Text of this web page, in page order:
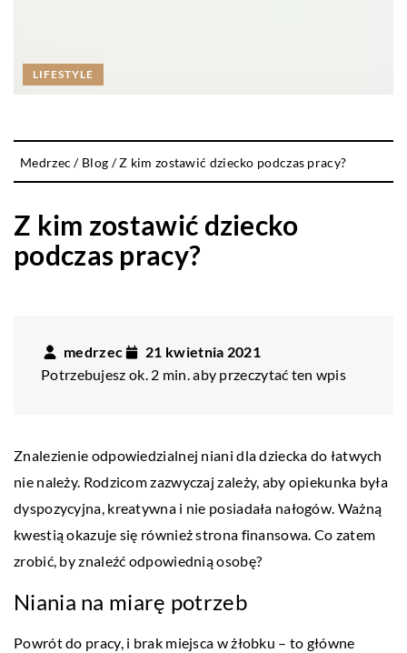
LIFESTYLE
Medrzec / Blog /Z kim zostawić dziecko podczas pracy?
Z kim zostawić dziecko
podczas pracy?
medrzec
21 kwietnia 2021
Potrzebujesz ok. 2 min. aby przeczytać ten wpis
Znalezienie odpowiedzialnej niani dla dziecka do łatwych
nie należy. Rodzicom zazwyczaj zależy, aby opiekunka była
dyspozycyjna, kreatywna i nie posiadała nałogów. Ważną
kwestią okazuje się również strona finansowa. Co zatem
zrobić, by znaleźć odpowiednią osobę?
Niania na miarę potrzeb
Powrót do pracy, i brak miejsca w żłobku – to główne